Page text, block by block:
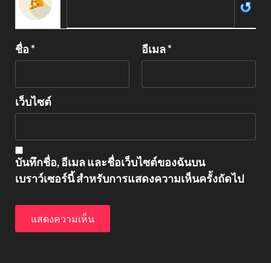
ชื่อ* อีเมล*
เว็บไซต์
บันทึกชื่อ, อีเมล และชื่อเว็บไซต์ของฉันบน
เบราว์เซอร์นี้ สำหรับการแสดงความเห็นครั้งถัดไป